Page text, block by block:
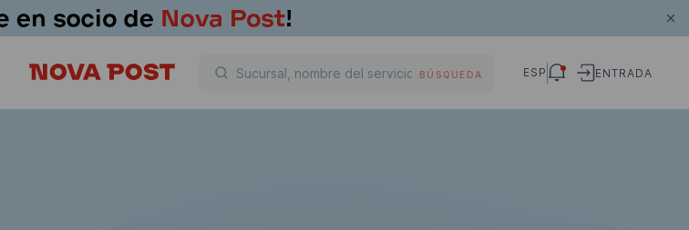
BÚSQUEDA ESP ENTRADA